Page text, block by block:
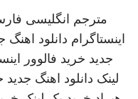
مترجم انگلیسی
اینستاگرام دانلود اهنگ
جدید خرید فالوور
لینک دانلود اهنگ جدید